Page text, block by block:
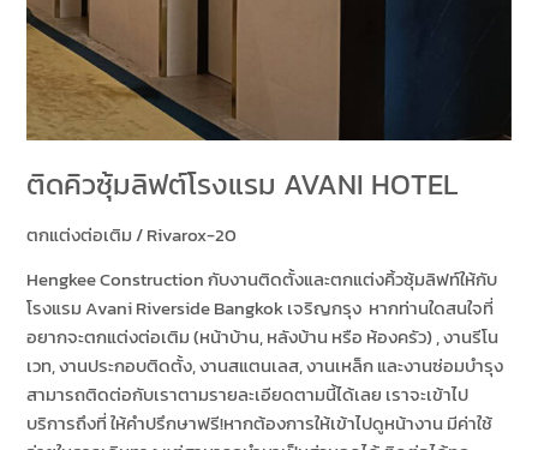
ติดคิวซุ้มลิฟต์โรงแรม AVANI HOTEL
ตกแต่งต่อเติม/Rivarox-20
Hengkee Construction กับงานติดตั้งและตกแต่งคิ้วซุ้มลิฟท์ให้กับ
โรงแรม Avani Riverside Bangkok เจริญกรุง หากท่านใดสนใจที่
อยากจะตกแต่งต่อเติม (หน้าบ้าน, หลังบ้าน หรือ ห้องครัว) , งานรีโน
เวท, งานประกอบติดตั้ง, งานสแตนเลส, งานเหล็ก และงานซ่อมบำรุง
สามารถติดต่อกับเราตามรายละเอียดตามนี้ได้เลย เราจะเข้าไป
บริการถึงที่ ให้คำปรึกษาฟรี!หากต้องการให้เข้าไปดูหน้างาน มีค่าใช้